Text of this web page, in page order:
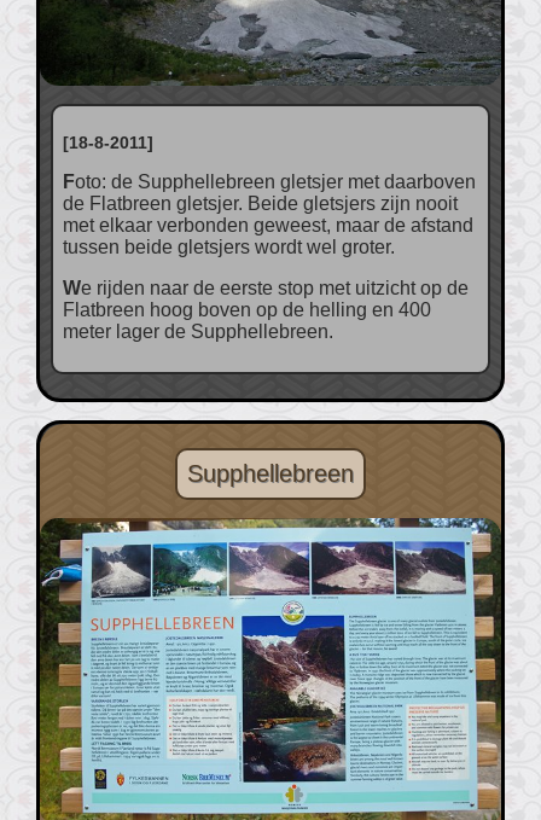
[18-8-2011]
Foto: de Supphellebreen gletsjer met daarboven
de Flatbreen gletsjer. Beide gletsjers zijn nooit
met elkaar verbonden geweest, maar de afstand
tussen beide gletsjers wordt wel groter.
We rijden naar de eerste stop met uitzicht op de
Flatbreen hoog boven op de helling en 400
meter lager de Supphellebreen.
Supphellebreen